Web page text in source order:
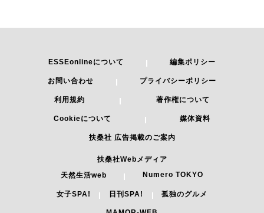
ESSEonlineについて
お問い合わせ プライバシーポリシー
利用規約 著作権について